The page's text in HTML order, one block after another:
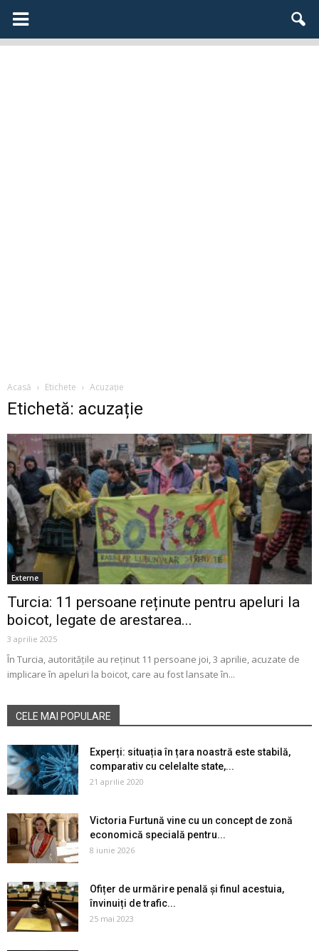
Acasă Etichete Acuzație
Etichetă: acuzație
Externe
Turcia: 11 persoane reținute pentru apeluri la
boicot, legate de arestarea...
3 aprilie 2025
În Turcia, autoritățile au reținut 11 persoane joi, 3 aprilie, acuzate de
implicare în apeluri la boicot, care au fost lansate în...
CELE MAI POPULARE
Experți: situația în țara noastră este stabilă,
comparativ cu celelalte state,...
21 aprilie 2020
Victoria Furtună vine cu un concept de zonă
economică specială pentru...
8 iunie 2026
Ofițer de urmărire penală și finul acestuia,
învinuiți de trafic...
25 mai 2023